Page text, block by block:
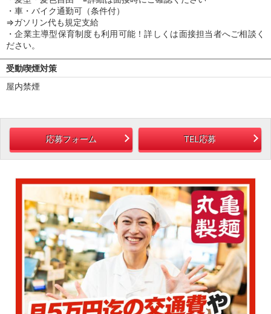
・車・バイク通勤可（条件付）
⇒ガソリン代も規定支給
・企業主導型保育制度も利用可能！詳しくは面接担当者へご相談く
ださい。
受動喫煙対策
屋内禁煙
応募フォーム TEL応募